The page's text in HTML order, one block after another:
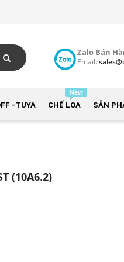
Zalo Bán
Email:
-TUYA CHẾ LOA SẢN
(10A6.2)